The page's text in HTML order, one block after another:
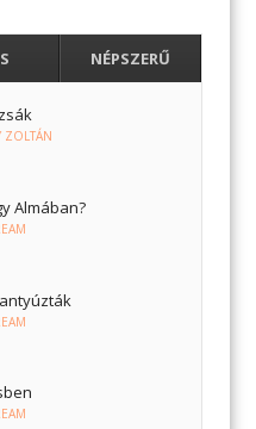
NÉPSZERŰ
ZOLTÁN
Almában?